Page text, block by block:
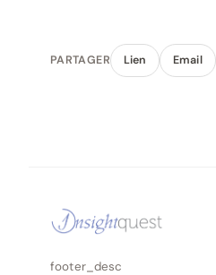
PARTAGER Lien Email
footer_desc